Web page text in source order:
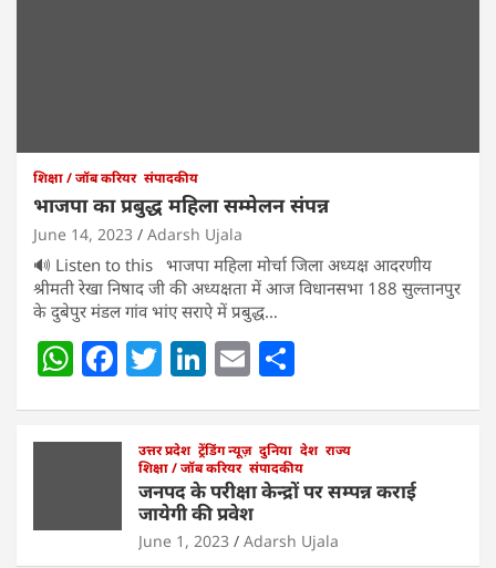
शिक्षा / जॉब करियर संपादकीय
भाजपा का प्रबुद्ध महिला सम्मेलन संपन्न
June 14, 2023 Adarsh Ujala
🔊 Listen to this भाजपा महिला मोर्चा जिला अध्यक्ष आदरणीय
श्रीमती रेखा निषाद जी की अध्यक्षता में आज विधानसभा 188 सुल्तानपुर
के दुबेपुर मंडल गांव भांए सराऐ में प्रबुद्ध…
W
at
p
F
c
b
o
T
er
Li
e
dI
n
E
l e
उत्तर प्रदेश ट्रेंडिंग न्यूज़ दुनिया देश राज्य
शिक्षा / जॉब करियर संपादकीय
जनपद के परीक्षा केन्द्रों पर सम्पन्न कराई
जायेगी की प्रवेश
June 1, 2023 Adarsh Ujala